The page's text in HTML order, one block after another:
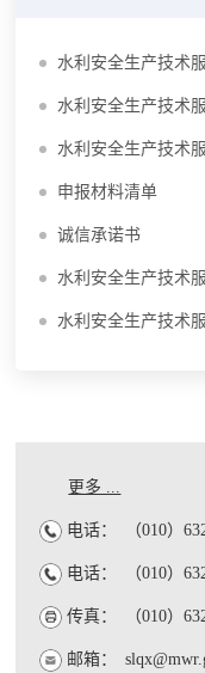
水利安全生产技术服务机构能力
水利安全生产技术服务机构能
水利安全生产技术服务机
申报材料清单
诚信承诺书
水利安全生产技术
水利安全生产技术
更多 ...
电话： （010）
电话： （010）
传真： （010）
邮箱：